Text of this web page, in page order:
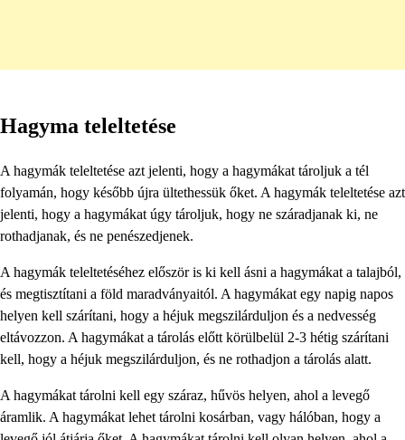
Hagyma teleltetése
A hagymák teleltetése azt jelenti, hogy a hagymákat tároljuk a tél
folyamán, hogy később újra ültethessük őket. A hagymák teleltetése azt
jelenti, hogy a hagymákat úgy tároljuk, hogy ne száradjanak ki, ne
rothadjanak, és ne penészedjenek.
A hagymák teleltetéséhez először is ki kell ásni a hagymákat a talajból,
és megtisztítani a föld maradványaitól. A hagymákat egy napig napos
helyen kell szárítani, hogy a héjuk megszilárduljon és a nedvesség
eltávozzon. A hagymákat a tárolás előtt körülbelül 2-3 hétig szárítani
kell, hogy a héjuk megszilárduljon, és ne rothadjon a tárolás alatt.
A hagymákat tárolni kell egy száraz, hűvös helyen, ahol a levegő
áramlik. A hagymákat lehet tárolni kosárban, vagy hálóban, hogy a